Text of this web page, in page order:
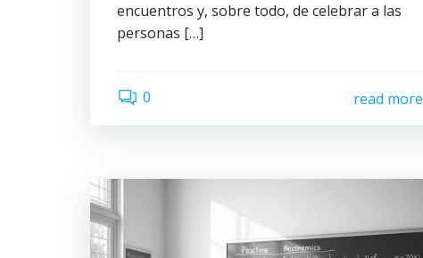
encuentros y, sobre todo, de celebrar a las
personas […]
0 read more